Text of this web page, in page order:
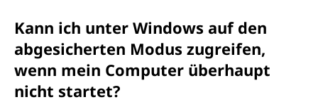
Kann ich unter Windows auf den
abgesicherten Modus zugreifen,
wenn mein Computer überhaupt
nicht startet?